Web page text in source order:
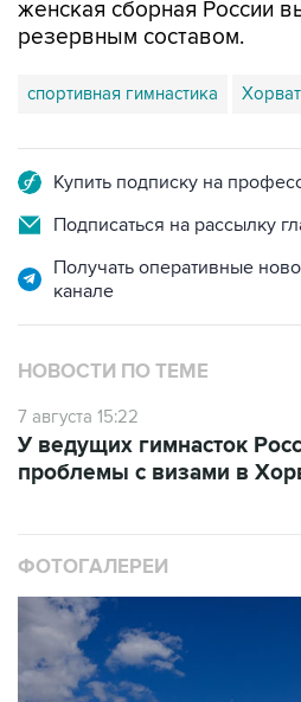
женская сборная России
резервным составом.
спортивная гимнастика
Купить подписку на
Подписаться на рассылку
Получать оперативные
канале
НОВОСТИ ПО ТЕМЕ
7 августа 15:22
У ведущих гимнасток
проблемы с визами в
ФОТОГАЛЕРЕИ